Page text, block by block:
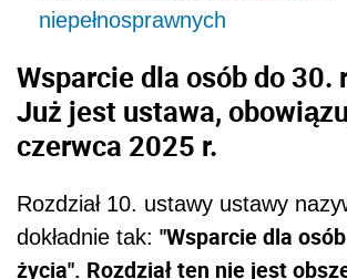
niepełnosprawnych
Wsparcie dla osób do 30.
Już jest ustawa,
czerwca 2025 r.
Rozdział 10. ustawy ustawy
dokładnie tak: "Wsparcie dla
życia". Rozdział ten nie jest